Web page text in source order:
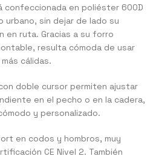
confeccionada en poliéster 600D
urbano, sin dejar de lado su
en ruta. Gracias a su forro
resulta cómoda de usar
cálidas.
doble cursor permiten ajustar
en el pecho o en la cadera,
y personalizado.
en codos y hombros, muy
CE Nivel 2. También